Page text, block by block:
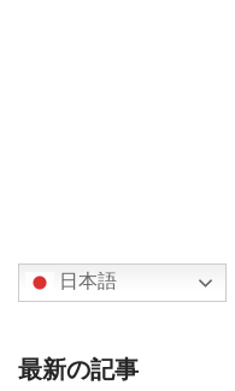
日本語
最新の記事